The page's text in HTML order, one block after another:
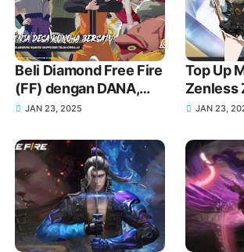
Beli Diamond Free Fire
(FF) dengan DANA,
Cepat dan Tanpa
JAN 23, 2025
Top Up
Zenless
(ZZZ)
Versi
JAN 23,